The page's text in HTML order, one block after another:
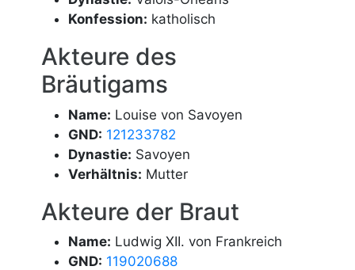
Konfession: katholisch
Akteure des
Bräutigams
Name: Louise von Savoyen
GND: 121233782
Dynastie: Savoyen
Verhältnis: Mutter
Akteure der Braut
Name: Ludwig XII. von Frankreich
GND: 119020688